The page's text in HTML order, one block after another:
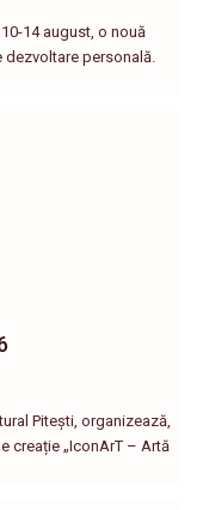
14 august, o nouă
personală.
Pitești, organizează,
creație „IconArT – Artă